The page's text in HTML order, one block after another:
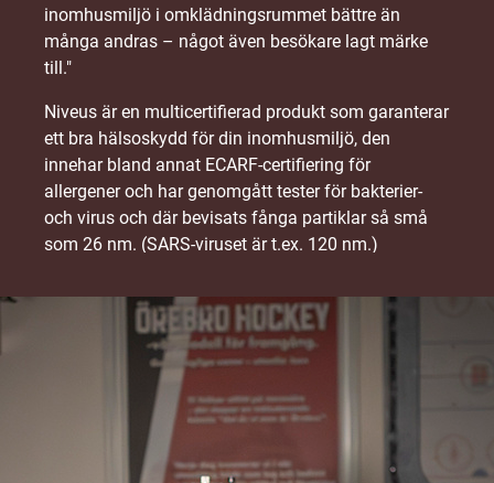
inomhusmiljö i omklädningsrummet bättre än
många andras – något även besökare lagt märke
till."
Niveus är en multicertifierad produkt som garanterar
ett bra hälsoskydd för din inomhusmiljö, den
innehar bland annat ECARF-certifiering för
allergener och har genomgått tester för bakterier-
och virus och där bevisats fånga partiklar så små
som 26 nm. (SARS-viruset är t.ex. 120 nm.)